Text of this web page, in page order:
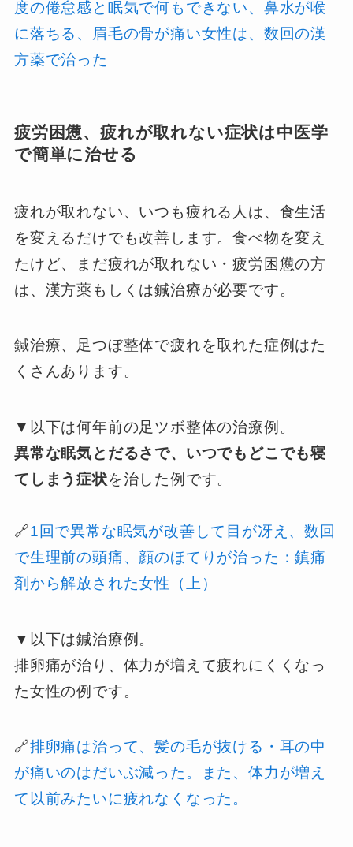
度の倦怠感と眠気で何もできない、鼻水が喉
に落ちる、眉毛の骨が痛い女性は、数回の漢
方薬で治った
疲労困憊、疲れが取れない症状は中医学
で簡単に治せる
疲れが取れない、いつも疲れる人は、食生活
を変えるだけでも改善します。食べ物を変え
たけど、まだ疲れが取れない・疲労困憊の方
は、漢方薬もしくは鍼治療が必要です。
鍼治療、足つぼ整体で疲れを取れた症例はた
くさんあります。
▼以下は何年前の足ツボ整体の治療例。
異常な眠気とだるさで、いつでもどこでも寝
てしまう症状を治した例です。
🔗1回で異常な眠気が改善して目が冴え、数回
で生理前の頭痛、顔のほてりが治った：鎮痛
剤から解放された女性（上）
▼以下は鍼治療例。
排卵痛が治り、体力が増えて疲れにくくなっ
た女性の例です。
🔗排卵痛は治って、髪の毛が抜ける・耳の中
が痛いのはだいぶ減った。また、体力が増え
て以前みたいに疲れなくなった。